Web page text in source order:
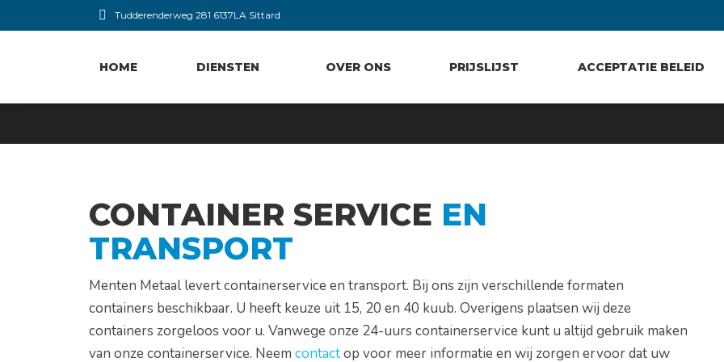
Tudderenderweg 281 6137LA Sittard
HOME DIENSTEN OVER ONS PRIJSLIJST ACCEPTATIE BELEID
CONTAINER SERVICE EN
TRANSPORT
Menten Metaal levert containerservice en transport. Bij ons zijn verschillende formaten
containers beschikbaar. U heeft keuze uit 15, 20 en 40 kuub. Overigens plaatsen wij deze
containers zorgeloos voor u. Vanwege onze 24-uurs containerservice kunt u altijd gebruik maken
van onze containerservice. Neem contactop voor meer informatie en wij zorgen ervoor dat uw